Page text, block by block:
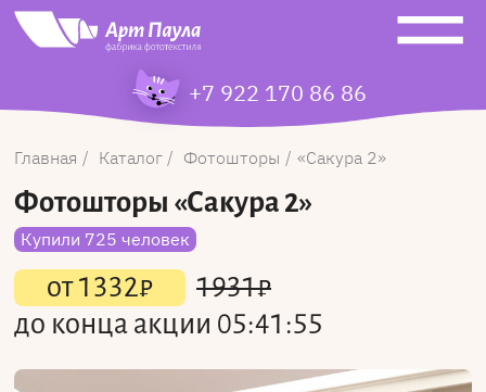
+7 922 170 86 86
Главная Каталог Фотошторы Сакура 2
Фотошторы «Сакура 2»
Купили 725 человек
от1332₽ 1931₽
до конца акции 05:41:55